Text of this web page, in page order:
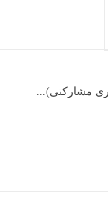
مشارکتی)...